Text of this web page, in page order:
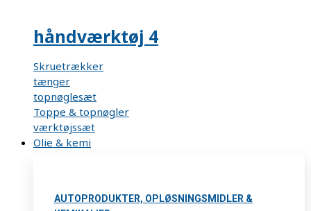
håndværktøj 4
Skruetrækker
tænger
topnøglesæt
Toppe & topnøgler
værktøjssæt
Olie & kemi
AUTOPRODUKTER, OPLØSNINGSMIDLER &